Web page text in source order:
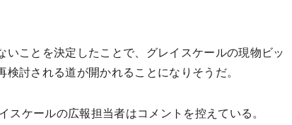
いことを決定したことで、グレイスケールの現物ビッ
検討される道が開かれることになりそうだ。
スケールの広報担当者はコメントを控えている。